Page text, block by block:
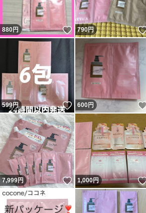
880円 いいね！
790円
599円 いいね！
600円
7,999円 いいね！
1,000円